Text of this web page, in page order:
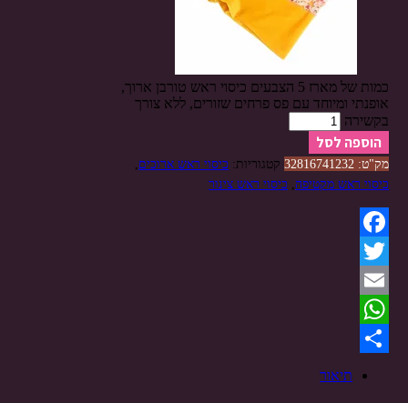
כמות של מארז 5 הצבעים כיסוי ראש טורבן ארוך,
אופנתי ומיוחד עם פס פרחים שזורים, ללא צורך
בקשירה
הוספה לסל
מק"ט: 32816741232 קטגוריות: כיסוי ראש ארוכים,
כיסוי ראש מקטיפה, כיסוי ראש צינור
Facebook
Twitter
Email
WhatsApp
תיאור